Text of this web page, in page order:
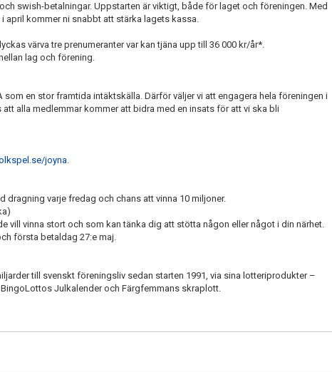
swish-betalningar. Uppstarten är viktigt, både för laget och föreningen. Med
april kommer ni snabbt att stärka lagets kassa.
värva tre prenumeranter var kan tjäna upp till 36 000 kr/år*.
lag och förening.
som en stor framtida intäktskälla. Därför väljer vi att engagera hela föreningen i
alla medlemmar kommer att bidra med en insats för att vi ska bli
joyna.
dragning varje fredag och chans att vinna 10 miljoner.
vill vinna stort och som kan tänka dig att stötta någon eller något i din närhet.
första betaldag 27:e maj.
till svenskt föreningsliv sedan starten 1991, via sina lotteriprodukter –
Julkalender och Färgfemmans skraplott.